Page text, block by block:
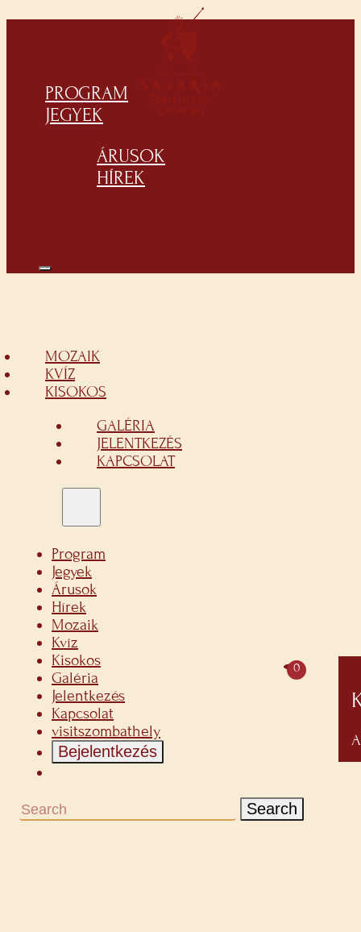
PROGRAM
JEGYEK
ÁRUSOK
HÍREK
MOZAIK
KVÍZ
KISOKOS
GALÉRIA
JELENTKEZÉS
KAPCSOLAT
Program
Jegyek
Árusok
Hírek
Mozaik
Kvíz
Kisokos
Galéria
Jelentkezés
Kapcsolat
visitszombathely
Bejelentkezés
Search
0